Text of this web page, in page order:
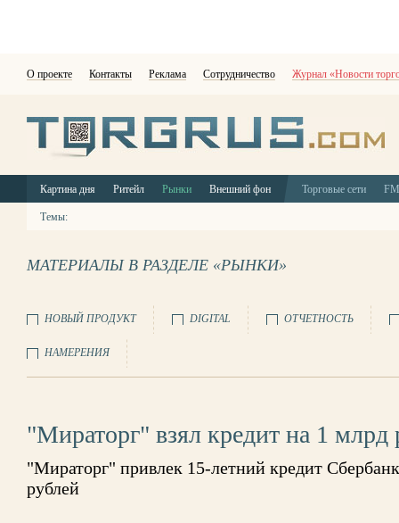
О проекте Контакты Реклама Сотрудничество Журнал «Новости
Картина дня Ритейл Рынки Внешний фон Торговые сети
Темы:
МАТЕРИАЛЫ В РАЗДЕЛЕ «РЫНКИ»
НОВЫЙ ПРОДУКТ DIGITAL ОТЧЕТНОСТЬ
НАМЕРЕНИЯ
"Мираторг" взял кредит на 1 млрд
"Мираторг" привлек 15-летний кредит
рублей